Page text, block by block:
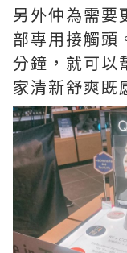
另外仲為需要
部專用接觸頭
分鐘，就可以
家清新舒爽既